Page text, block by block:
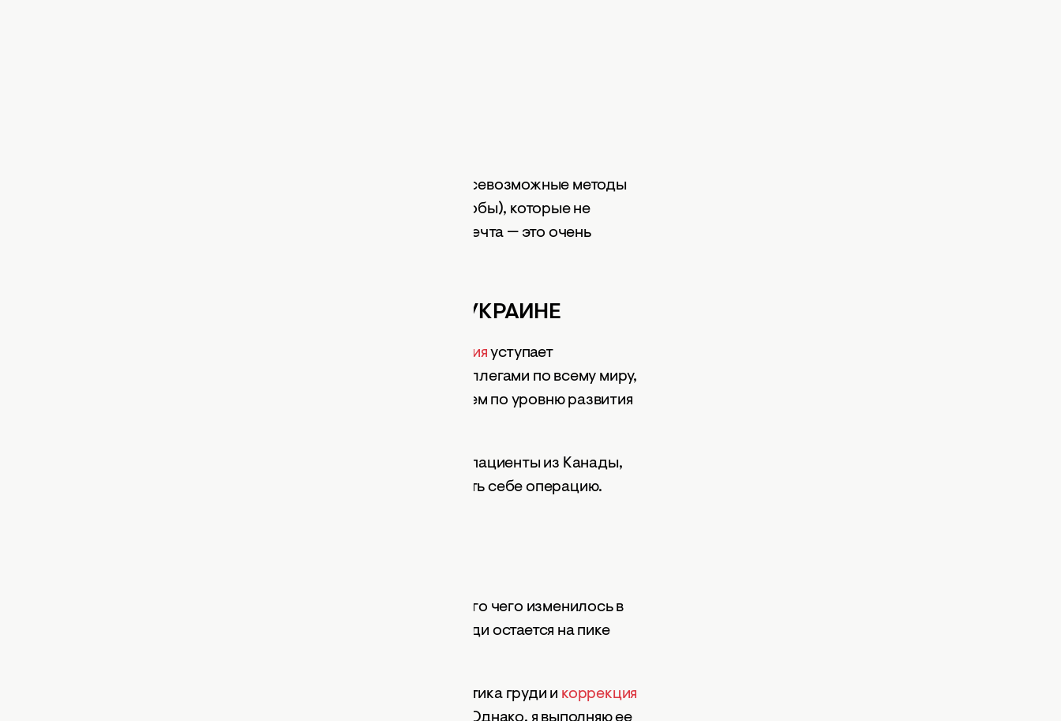
Когда ты видишь девушку, которая перепробовала всевозможные методы
увеличения груди (массажи, таблетки и другие способы), которые не
работали и наконец она рада тому, что сбылась ее мечта — это очень
ОБ УРОВНЕ ПЛАСТИЧЕСКОЙ ХИРУРГИИ В УКРАИНЕ
пластическая хирургия уступает
европейской нельзя. Мы давно делимся опытом с коллегами по всему миру,
перенимаем друг у друга знания и ни в чем не уступаем по уровню развития
Более того, существует множество примеров, когда пациенты из Канады,
Израиля или Европы приезжают именно к нам сделать себе операцию.
За 20 лет моей работы в пластической хирургии много чего изменилось в
сфере, однако, именно операция по увеличению груди остается на пике
Между собой конкурируют два вида операции: пластика груди и коррекция
. Последняя является одной из самых сложных. Однако, я выполняю ее